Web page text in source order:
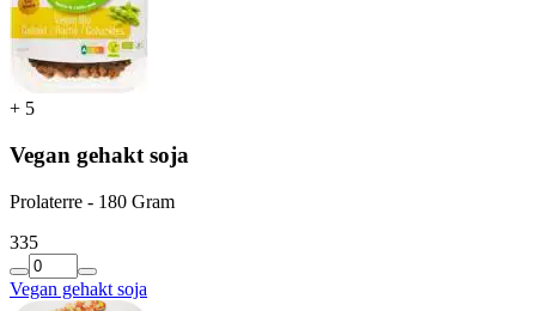
+ 5
Vegan gehakt soja
Prolaterre - 180 Gram
335
Vegan gehakt soja